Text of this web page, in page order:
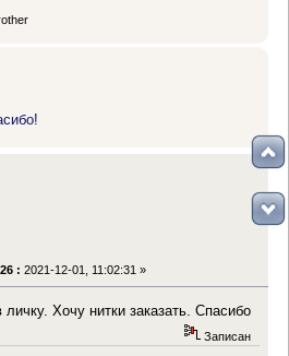
: 2021-12-01, 11:02:31 »
Хочу нитки заказать. Спасибо
Записан